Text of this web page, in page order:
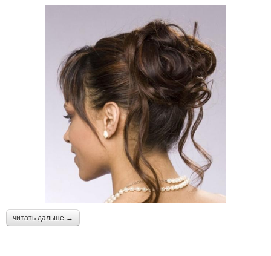
читать дальше →